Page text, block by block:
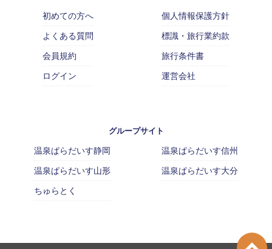
初めての方へ
よくある質問
会員規約
ログイン
個人情報保護方針
標識・旅行業約款
旅行条件書
運営会社
グループサイト
温泉ぱらだいす静岡
温泉ぱらだいす山形
ちゅらとく
温泉ぱらだいす信州
温泉ぱらだいす大分